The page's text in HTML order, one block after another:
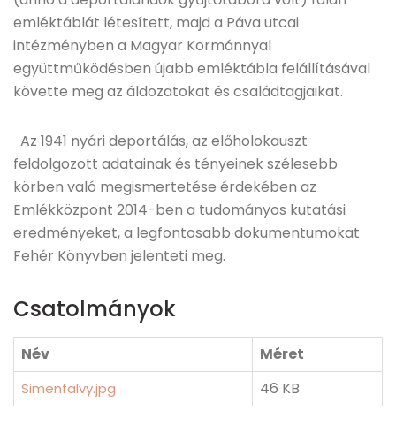
emléktáblát létesített, majd a Páva utcai
intézményben a Magyar Kormánnyal
együttműködésben újabb emléktábla felállításával
követte meg az áldozatokat és családtagjaikat.
Az 1941 nyári deportálás, az előholokauszt
feldolgozott adatainak és tényeinek szélesebb
körben való megismertetése érdekében az
Emlékközpont 2014-ben a tudományos kutatási
eredményeket, a legfontosabb dokumentumokat
Fehér Könyvben jelenteti meg.
Csatolmányok
Név Méret
Simenfalvy.jpg 46 KB